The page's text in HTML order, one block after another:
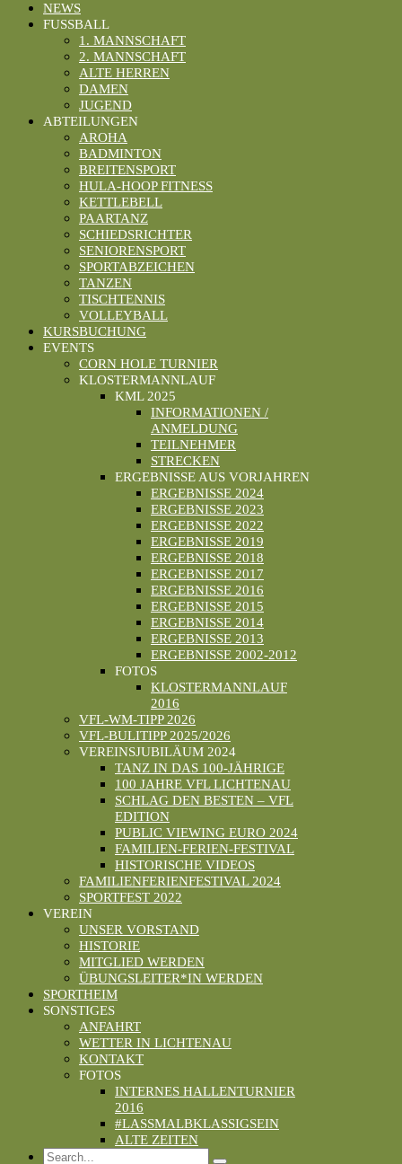
NEWS
FUSSBALL
1. MANNSCHAFT
2. MANNSCHAFT
ALTE HERREN
DAMEN
JUGEND
ABTEILUNGEN
AROHA
BADMINTON
BREITENSPORT
HULA-HOOP FITNESS
KETTLEBELL
PAARTANZ
SCHIEDSRICHTER
SENIORENSPORT
SPORTABZEICHEN
TANZEN
TISCHTENNIS
VOLLEYBALL
KURSBUCHUNG
EVENTS
CORN HOLE TURNIER
KLOSTERMANNLAUF
KML 2025
INFORMATIONEN /
ANMELDUNG
TEILNEHMER
STRECKEN
ERGEBNISSE AUS VORJAHREN
ERGEBNISSE 2024
ERGEBNISSE 2023
ERGEBNISSE 2022
ERGEBNISSE 2019
ERGEBNISSE 2018
ERGEBNISSE 2017
ERGEBNISSE 2016
ERGEBNISSE 2015
ERGEBNISSE 2014
ERGEBNISSE 2013
ERGEBNISSE 2002-2012
FOTOS
KLOSTERMANNLAUF
2016
VFL-WM-TIPP 2026
VFL-BULITIPP 2025/2026
VEREINSJUBILÄUM 2024
TANZ IN DAS 100-JÄHRIGE
100 JAHRE VFL LICHTENAU
SCHLAG DEN BESTEN – VFL
EDITION
PUBLIC VIEWING EURO 2024
FAMILIEN-FERIEN-FESTIVAL
HISTORISCHE VIDEOS
FAMILIENFERIENFESTIVAL 2024
SPORTFEST 2022
VEREIN
UNSER VORSTAND
HISTORIE
MITGLIED WERDEN
ÜBUNGSLEITER*IN WERDEN
SPORTHEIM
SONSTIGES
ANFAHRT
WETTER IN LICHTENAU
KONTAKT
FOTOS
INTERNES HALLENTURNIER
2016
#LASSMALBKLASSIGSEIN
ALTE ZEITEN
Search